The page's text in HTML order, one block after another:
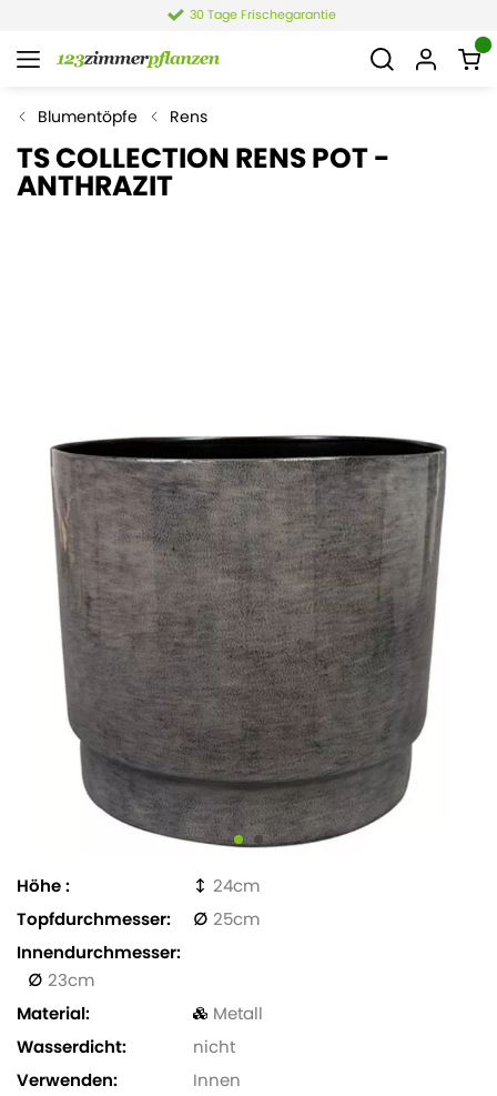
30 Tage Frischegarantie
Blumentöpfe Rens
TS COLLECTION RENS POT -
ANTHRAZIT
Höhe
24
Topfdurchmesser
25
Innendurchmesser
23
Material
Metall
Wasserdicht
nicht
Verwenden
Innen